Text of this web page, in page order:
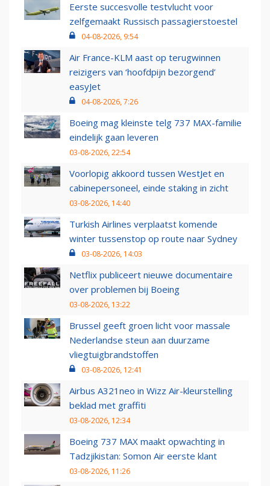
Eerste succesvolle testvlucht voor
zelfgemaakt Russisch passagierstoestel
04-08-2026, 9:54
Air France-KLM aast op terugwinnen
reizigers van ‘hoofdpijn bezorgend’
easyJet
04-08-2026, 7:26
Boeing mag kleinste telg 737 MAX-familie
eindelijk gaan leveren
03-08-2026, 22:54
Voorlopig akkoord tussen WestJet en
cabinepersoneel, einde staking in zicht
03-08-2026, 14:40
Turkish Airlines verplaatst komende
winter tussenstop op route naar Sydney
03-08-2026, 14:03
Netflix publiceert nieuwe documentaire
over problemen bij Boeing
03-08-2026, 13:22
Brussel geeft groen licht voor massale
Nederlandse steun aan duurzame
vliegtuigbrandstoffen
03-08-2026, 12:41
Airbus A321neo in Wizz Air-kleurstelling
beklad met graffiti
03-08-2026, 12:34
Boeing 737 MAX maakt opwachting in
Tadzjikistan: Somon Air eerste klant
03-08-2026, 11:26